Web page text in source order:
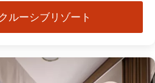
ルーシブリゾート